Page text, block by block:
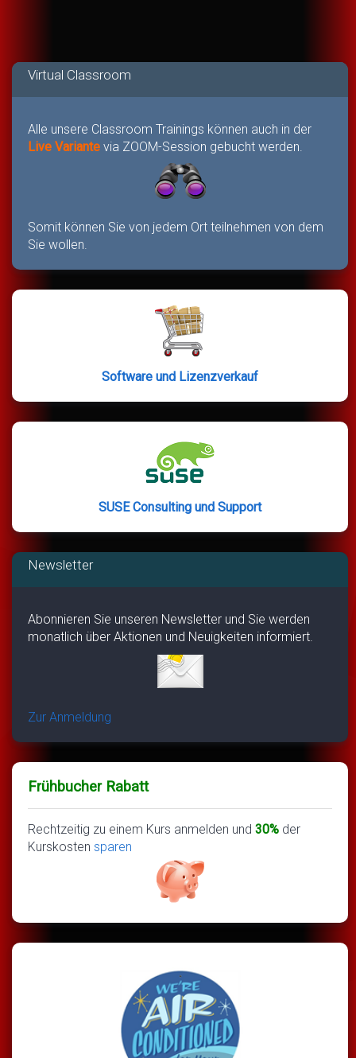
Virtual Classroom
Alle unsere Classroom Trainings können auch in der
Live Variante via ZOOM-Session gebucht werden.
Somit können Sie von jedem Ort teilnehmen von dem
Sie wollen.
Software und Lizenzverkauf
SUSE Consulting und Support
Newsletter
Abonnieren Sie unseren Newsletter und Sie werden
monatlich über Aktionen und Neuigkeiten informiert.
Zur Anmeldung
Frühbucher Rabatt
Rechtzeitig zu einem Kurs anmelden und 30% der
Kurskosten sparen